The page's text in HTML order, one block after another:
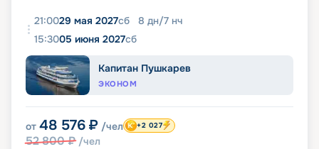
21:0029 мая 2027сб 8 дн/7 нч
15:3005 июня 2027сб
Капитан Пушкарев
ЭКОНОМ
от 48 576 ₽ /чел
52 800₽ /чел
+2 027